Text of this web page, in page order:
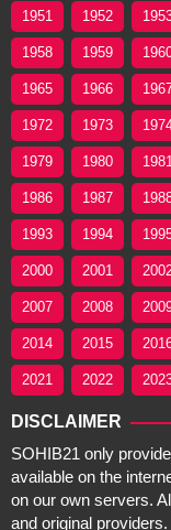
1951 1952
1958 1959
1965 1966
1972 1973
1979 1980 1981
1986 1987
1993 1994
2000 2001
2007 2008
2014 2015
2021 2022
DISCLAIMER
SOHIB21 only
available on the
on our own servers.
and original providers.